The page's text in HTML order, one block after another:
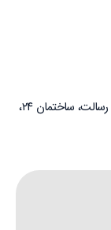
تهران، ضلع شرقی پل سید خندان، جنب بیمارستان رسالت، ساختمان ۲۴،